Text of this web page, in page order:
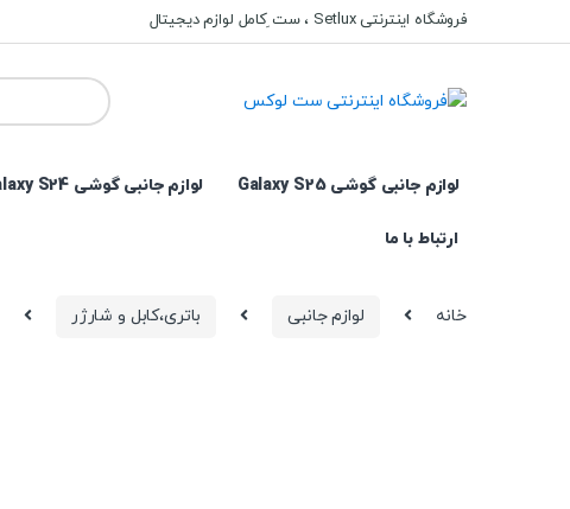
to
to
فروشگاه اینترنتی Setlux ، ست ِکامل لوازم دیجیتال
Search
for:
لوازم جانبی گوشی Galaxy S25 لوازم جانبی گوشی Galaxy S24
ارتباط با ما
خانه لوازم جانبی باتری،کابل و شارژر